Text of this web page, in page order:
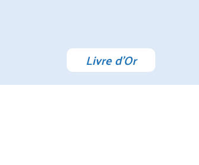
Livre d'Or